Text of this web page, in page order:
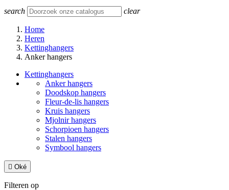
search clear
Home
Heren
Kettinghangers
Anker hangers
Kettinghangers
Anker hangers
Doodskop hangers
Fleur-de-lis hangers
Kruis hangers
Mjolnir hangers
Schorpioen hangers
Stalen hangers
Symbool hangers
 Oké
Filteren op